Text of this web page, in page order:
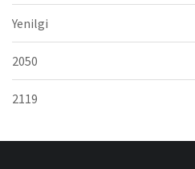
Yenilgi
2050
2119